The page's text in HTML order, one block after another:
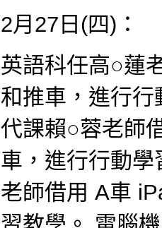
2月27日(四)：
英語科任高○蓮
和推車，進行
代課賴○蓉老師
車，進行行動
老師借用 A車